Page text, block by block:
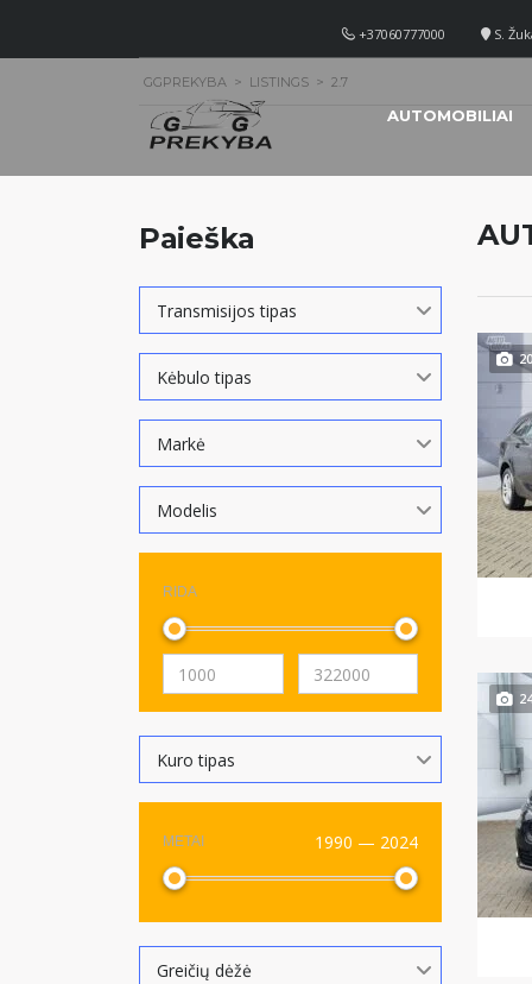
S.
+37060777000
AUTOMOBILIAI
GGPREKYBA > LISTINGS > 2.7
Paieška
Transmisijos tipas
Kėbulo tipas
Markė
Modelis
RIDA
Kuro tipas
METAI 1990 — 2024
Greičių dėžė
20
24